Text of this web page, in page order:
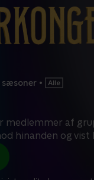
sæsoner •
medlemmer af
hinanden og vist